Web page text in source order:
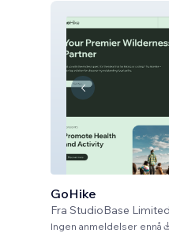
GoHike
Fra StudioBase
Ingen anmeldelser ennå